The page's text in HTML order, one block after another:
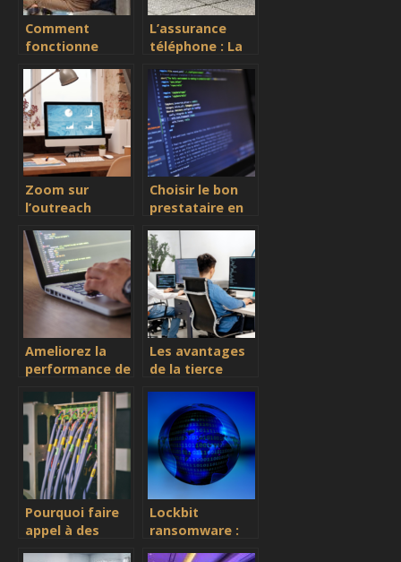
Comment
fonctionne
les telephones
portables ?
L’assurance
téléphone : La
ses avantages
Zoom sur
l’outreach
definition,
principes et
avantages
Choisir le bon
prestataire en
professionnelle
à Paris
Ameliorez la
performance de
avec les
solutions sap
adaptees
Les avantages
de la tierce
applicative
(tma)
Pourquoi faire
appel à des
Lockbit
ransomware :